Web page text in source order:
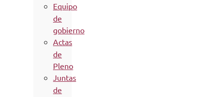
Equipo
de
gobierno
Actas
de
Pleno
Juntas
de